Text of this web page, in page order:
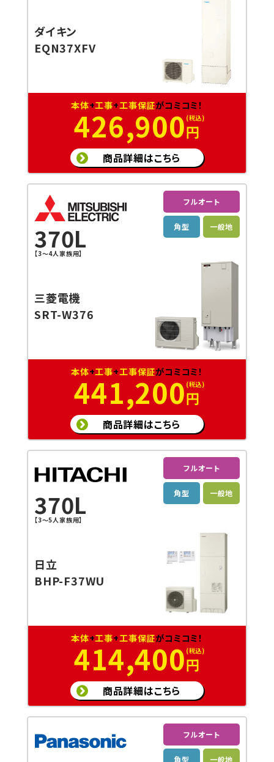
ダイキン
EQN37XFV
本体+工事+工事保証がコミコミ！
426,900円
商品詳細はこちら
370L
【3～4人家族用】
フルオート
角型 一般地
三菱電機
SRT-W376
本体+工事+工事保証がコミコミ！
441,200円
商品詳細はこちら
370L
【3～5人家族用】
フルオート
角型 一般地
日立
BHP-F37WU
本体+工事+工事保証がコミコミ！
414,400円
商品詳細はこちら
フルオート
角型 一般地